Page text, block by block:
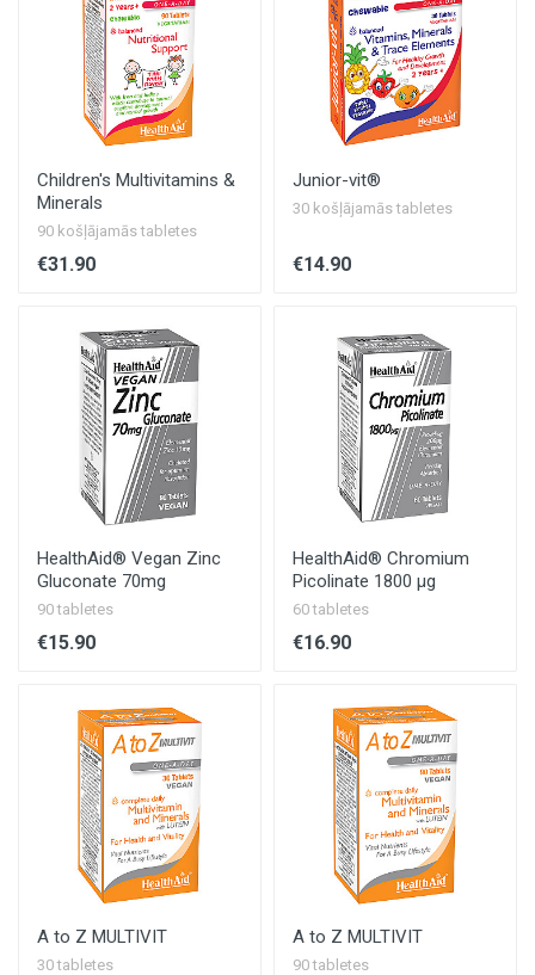
Children's Multivitamins &
Minerals
90 košļājamās tabletes
€31.90
Junior-vit®
30 košļājamās tabletes
€14.90
HealthAid® Vegan Zinc
Gluconate 70mg
90 tabletes
€15.90
HealthAid® Chromium
Picolinate 1800 µg
60 tabletes
€16.90
A to Z MULTIVIT
30 tabletes
A to Z MULTIVIT
90 tabletes